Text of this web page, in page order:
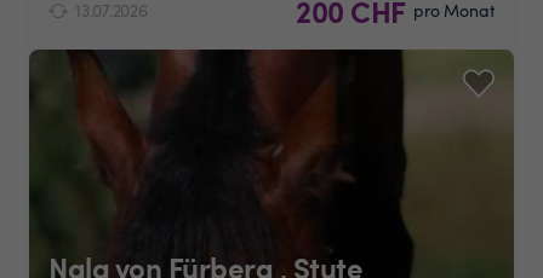
13.07.2026 200 CHF pro Monat
Nala von Fürberg , Stute